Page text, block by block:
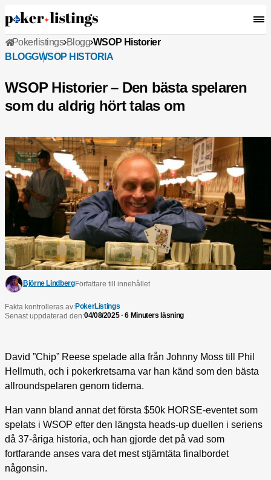
Pokerlistings Blogg WSOP Historier
BLOGGWSOP HISTORIA
WSOP Historier – Den bästa spelaren
som du aldrig hört talas om
Björne LindbergFörfattare till innehållet
Fakta kontrolleras av:PokerListings
Senast uppdaterad den:04/08/2025 · 6 Minuters läsning
David ”Chip” Reese spelade alla från Johnny Moss till Phil
Hellmuth, och i pokerkretsarna var han känd som den bästa
allroundspelaren genom tiderna.
Han vann bland annat det första $50k HORSE-eventet som
spelats i WSOP efter den längsta heads-up duellen i seriens
då 37-åriga historia, och han gjorde det på vad som
fortfarande anses vara det mest stjärntäta finalbordet
någonsin.